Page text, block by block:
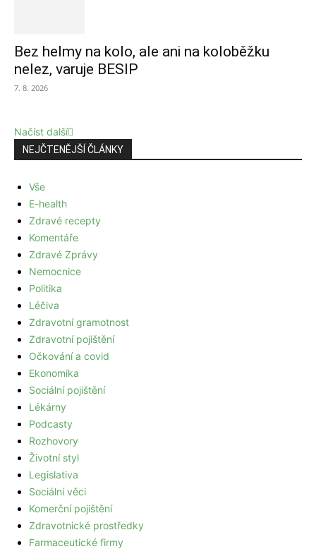
Bez helmy na kolo, ale ani na koloběžku
nelez, varuje BESIP
7. 8. 2026
Načíst další
NEJČTENĚJŠÍ ČLÁNKY
Vše
E-health
Zdravé recepty
Komentáře
Zdravé Zprávy
Nemocnice
Politika
Léčiva
Zdravotní gramotnost
Zdravotní pojištění
Očkování a covid
Ekonomika
Sociální pojištění
Lékárny
Podcasty
Rozhovory
Životní styl
Legislativa
Sociální věci
Komerční pojištění
Zdravotnické prostředky
Farmaceutické firmy